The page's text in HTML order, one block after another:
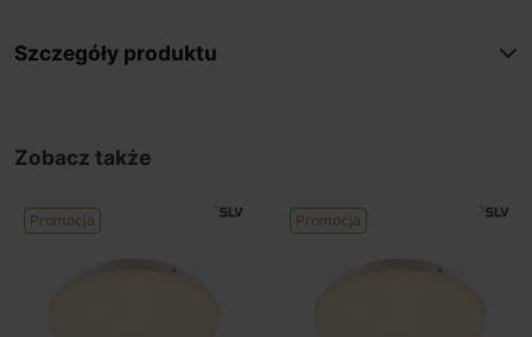
Szczegóły produktu
Zobacz także
Promocja Promocja